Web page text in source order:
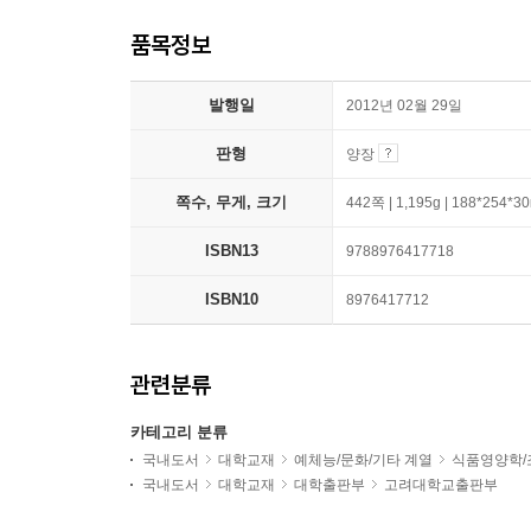
품목정보
발행일 2012년 02월 29일
판형 양장
쪽수, 무게, 크기 442쪽 | 1,195g |
ISBN13 9788976417718
ISBN10 8976417712
관련분류
카테고리 분류
국내도서 대학교재 예체능/문화/기타 계열
식품영양학/
국내도서
대학교재 대학출판부 고려대학교출판부